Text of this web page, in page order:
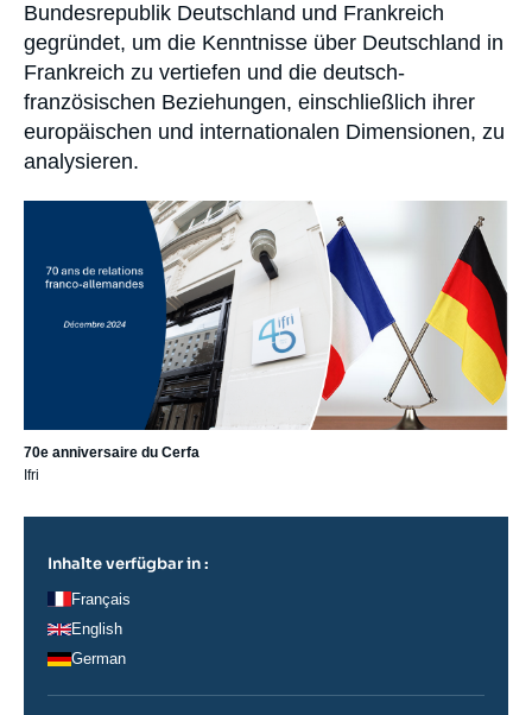
Bundesrepublik Deutschland und Frankreich
gegründet, um die Kenntnisse über Deutschland in
Frankreich zu vertiefen und die deutsch-
französischen Beziehungen, einschließlich ihrer
europäischen und internationalen Dimensionen, zu
analysieren.
70e anniversaire du Cerfa
Ifri
Inhalte verfügbar in :
Français
English
German